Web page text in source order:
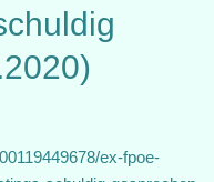
ex-fpoe-